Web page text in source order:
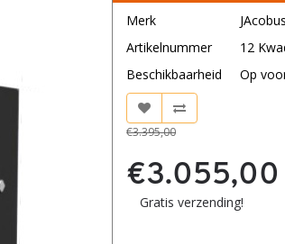
Merk
JAcobus
Artikelnummer
12
Beschikbaarheid
Op
€3.395,00
€3.055,00
Gratis verzending!